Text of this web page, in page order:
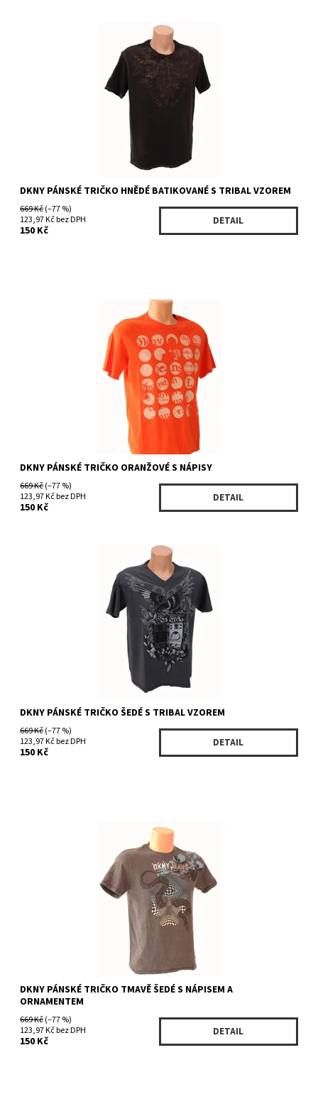
Na dotaz
KMRU2392BR
DKNY PÁNSKÉ TRIČKO HNĚDÉ BATIKOVANÉ S TRIBAL VZOREM
669 Kč(–77 %)
123,97 Kč bez DPH
150 Kč
DETAIL
Skladem 2 ks
KKRU318129OL/1069
DKNY
DKNY PÁNSKÉ TRIČKO ORANŽOVÉ S NÁPISY
669 Kč(–77 %)
123,97 Kč bez DPH
150 Kč
DETAIL
Skladem 5 ks
KMRU3792GE/1079
DKNY PÁNSKÉ TRIČKO ŠEDÉ S TRIBAL VZOREM
669 Kč(–77 %)
123,97 Kč bez DPH
150 Kč
DETAIL
Skladem 4 ks
KKRU3930GE
DKNY
DKNY PÁNSKÉ TRIČKO TMAVĚ ŠEDÉ S NÁPISEM A
ORNAMENTEM
669 Kč(–77 %)
123,97 Kč bez DPH
150 Kč
DETAIL